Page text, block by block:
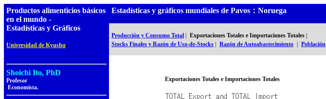
Productos alimenticios básicos
en el mundo -
Estadísticas y Gráficos
Universidad de Kyushu,
Facultad de Agricultura
Shoichi Ito, PhD
Profesor
Economista.
Estadísticas y gráficos mundiales de Pavos：Noruega
Producción y Consumo Total Exportaciones Totales e Importaciones Totales
Stocks Finales y Razón de Uso-de-Stocks
Razón de Autoabastecimiento Población
Exportaciones Totales e Importaciones Totales